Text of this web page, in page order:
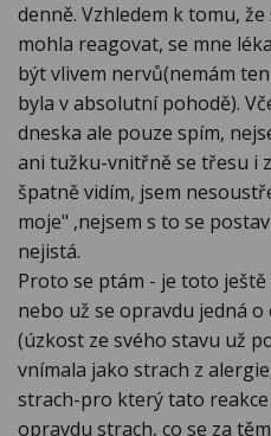
denně. Vzhledem k tomu,
mohla reagovat, se mne
být vlivem nervů(nemám
byla v absolutní pohodě).
dneska ale pouze spím,
ani tužku-vnitřně se třesu i
špatně vidím, jsem
moje" ,nejsem s to se
nejistá.
Proto se ptám - je toto
nebo už se opravdu jedná o
(úzkost ze svého stavu už
vnímala jako strach z
strach-pro který tato reakce
opravdu strach, co se za